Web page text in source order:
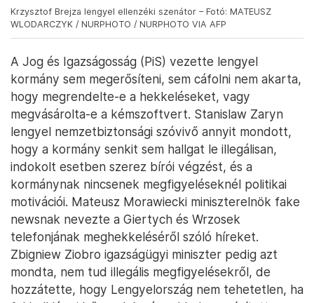
Krzysztof Brejza lengyel ellenzéki szenátor – Fotó: MATEUSZ
WLODARCZYK / NURPHOTO / NURPHOTO VIA AFP
A Jog és Igazságosság (PiS) vezette lengyel
kormány sem megerősíteni, sem cáfolni nem akarta,
hogy megrendelte-e a hekkeléseket, vagy
megvásárolta-e a kémszoftvert. Stanislaw Zaryn
lengyel nemzetbiztonsági szóvivő annyit mondott,
hogy a kormány senkit sem hallgat le illegálisan,
indokolt esetben szerez bírói végzést, és a
kormánynak nincsenek megfigyeléseknél politikai
motivációi. Mateusz Morawiecki miniszterelnök fake
newsnak nevezte a Giertych és Wrzosek
telefonjának meghekkeléséről szóló híreket.
Zbigniew Ziobro igazságügyi miniszter pedig azt
mondta, nem tud illegális megfigyelésekről, de
hozzátette, hogy Lengyelország nem tehetetlen, ha